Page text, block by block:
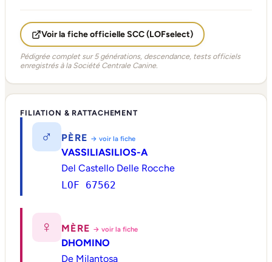
Voir la fiche officielle SCC (LOFselect)
Pédigrée complet sur 5 générations, descendance, tests officiels
enregistrés à la Société Centrale Canine.
FILIATION & RATTACHEMENT
♂ PÈRE → voir la fiche
VASSILIASILIOS-A
Del Castello Delle Rocche
LOF 67562
♀ MÈRE → voir la fiche
DHOMINO
De Milantosa